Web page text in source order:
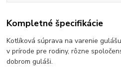
Kompletné špecifikácie
Kotlíková súprava na varenie
v prírode pre rodiny, rôzne
dobrom guláši.